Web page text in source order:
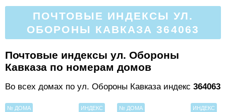
ПОЧТОВЫЕ ИНДЕКСЫ УЛ.
ОБОРОНЫ КАВКАЗА 364063
Почтовые индексы ул. Обороны
Кавказа по номерам домов
Во всех домах по ул. Обороны Кавказа индекс 364063
№ ДОМА ИНДЕКС № ДОМА ИНДЕКС